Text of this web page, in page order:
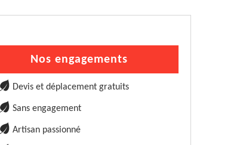
Nos engagements
Devis et déplacement gratuits
Sans engagement
Artisan passionné